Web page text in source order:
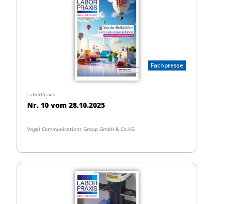
Fachpresse
LaborPraxis
Nr. 10 vom 28.10.2025
Vogel Communications Group GmbH & Co.KG